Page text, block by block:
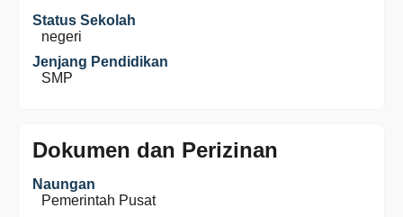
Status Sekolah
negeri
Jenjang Pendidikan
SMP
Dokumen dan Perizinan
Naungan
Pemerintah Pusat